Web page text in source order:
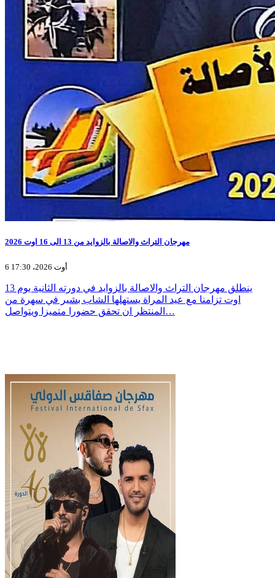
مهرجان التراث والاصالة بالزوايد من 13 الى 16 اوت 2026
6 أوت 2026، 17:30
ينطلق مهرجان التراث والاصالة بالزوايد في دورته الثانية يوم 13
اوت تزامنا مع عيد المراة يستهلها الشاب بشير في سهرة من
المنتظر ان تحقق حضورا متميزا ويتواصل…